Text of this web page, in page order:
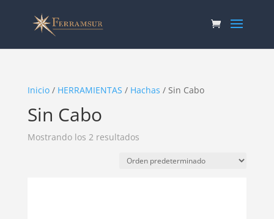
Inicio/ HERRAMIENTAS / Hachas / Sin Cabo
Sin Cabo
Mostrando los 2 resultados